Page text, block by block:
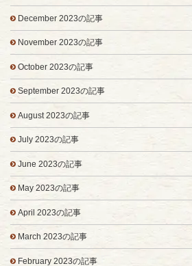
December 2023の記事
November 2023の記事
October 2023の記事
September 2023の記事
August 2023の記事
July 2023の記事
June 2023の記事
May 2023の記事
April 2023の記事
March 2023の記事
February 2023の記事